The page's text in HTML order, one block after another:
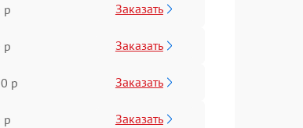
р Заказать
р Заказать
р Заказать
р Заказать